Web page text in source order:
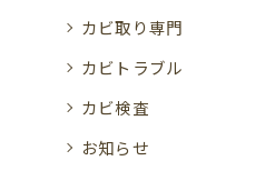
カビ取り専門
カビトラブル
カビ検査
お知らせ